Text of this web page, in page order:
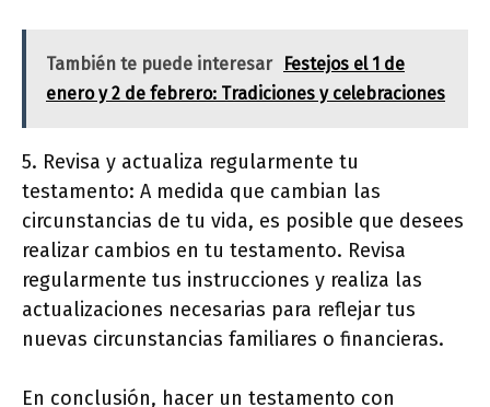
También te puede interesar
Festejos el 1 de
enero y 2 de febrero: Tradiciones y celebraciones
5. Revisa y actualiza regularmente tu
testamento: A medida que cambian las
circunstancias de tu vida, es posible que desees
realizar cambios en tu testamento. Revisa
regularmente tus instrucciones y realiza las
actualizaciones necesarias para reflejar tus
nuevas circunstancias familiares o financieras.
En conclusión, hacer un testamento con